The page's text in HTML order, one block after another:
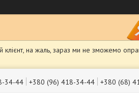
клієнт, на жаль, зараз ми не зможемо
34-44 +380 (96) 418-34-44 +380 (68)